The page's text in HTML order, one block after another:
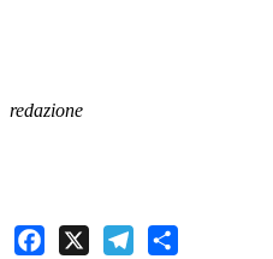
redazione